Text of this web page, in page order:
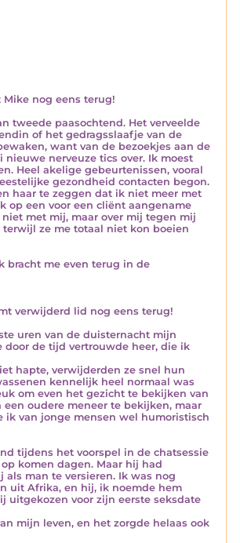
nog eens terug!
tweede paasochtend. Het verveelde
of het gedragsslaafje van de
want van de bezoekjes aan de
nerveuze tics over. Ik moest
Heel akelige gebeurtenissen, vooral
gezondheid contacten begon.
haar te zeggen dat ik niet meer met
op een voor een cliënt aangename
met mij, maar over mij tegen mij
ze me totaal niet kon boeien
bracht me even terug in de
verwijderd lid nog eens terug!
uren van de duisternacht mijn
de tijd vertrouwde heer, die ik
hapte, verwijderden ze snel hun
kennelijk heel normaal was
om even het gezicht te bekijken van
oudere meneer te bekijken, maar
van jonge mensen wel humoristisch
tijdens het voorspel in de chatsessie
komen dagen. Maar hij had
man te versieren. Ik was nog
uit Afrika, en hij, ik noemde hem
uitgekozen voor zijn eerste seksdate
mijn leven, en het zorgde helaas ook